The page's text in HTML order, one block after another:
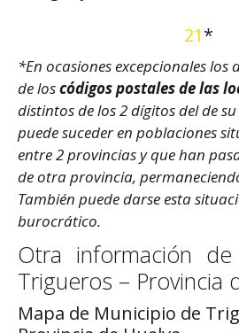
21*
*En ocasiones excepcionales los
de loscódigos postales de las
distintos de los 2 dígitos del de
puede suceder en poblaciones
entre 2 provincias y que han
de otra provincia,
También puede darse esta
burocrático.
Otra información
Trigueros – Provincia
Mapa de Municipio de